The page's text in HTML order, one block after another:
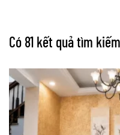
Có 81 kết quả tìm